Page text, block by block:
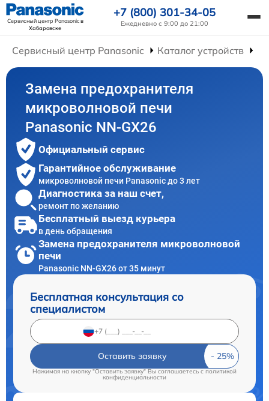
Сервисный центр Panasonicв
Хабаровске
+7 (800) 301-34-05
Ежедневно с 9:00 до 21:00
Сервисный центр Panasonic Каталог устройств
Замена предохранителя
микроволновой печи
Panasonic NN-GX26
Официальный сервис
Гарантийное обслуживание
микроволновой печи Panasonic до 3 лет
Диагностика за наш счет,
ремонт по желанию
Бесплатный выезд курьера
в день обращения
Замена предохранителя микроволновой
печи
Panasonic NN-GX26 от 35 минут
Бесплатная консультация со
специалистом
Оставить заявку
Нажимая на кнопку "Оставить заявку" Вы соглашаетесь cполитикой
конфиденциальности